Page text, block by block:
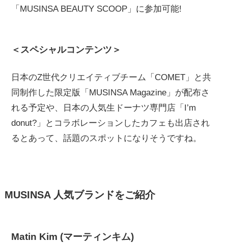
「MUSINSA BEAUTY SCOOP」に参加可能!
＜スペシャルコンテンツ＞
日本のZ世代クリエイティブチーム「COMET」と共
同制作した限定版「MUSINSA Magazine」が配布さ
れる予定や、日本の人気生ドーナツ専門店「I’m
donut?」とコラボレーションしたカフェも出店され
るとあって、話題のスポットになりそうですね。
MUSINSA 人気ブランドをご紹介
Matin Kim (マーティンキム)